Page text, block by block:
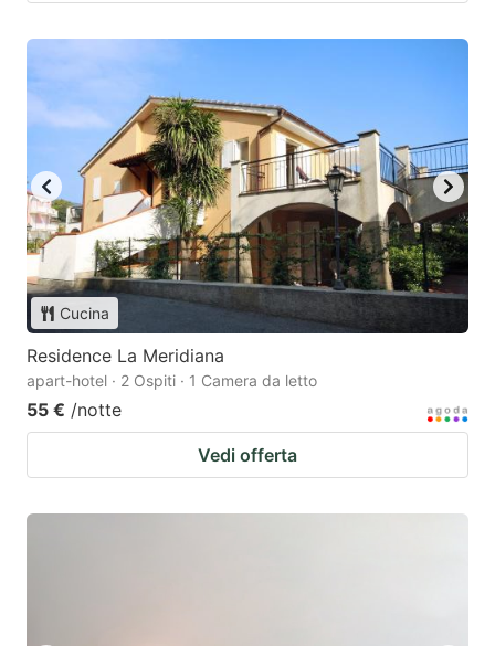
Cucina
Residence La Meridiana
apart-hotel · 2 Ospiti · 1 Camera da letto
55 € /notte
Vedi offerta